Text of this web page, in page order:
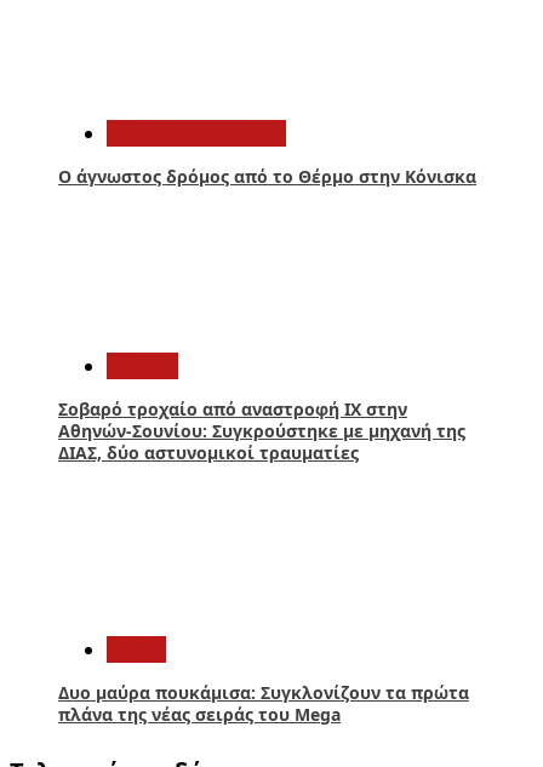
Ο άγνωστος δρόμος από το Θέρμο στην Κόνισκα
Σοβαρό τροχαίο από αναστροφή ΙΧ στην
Αθηνών-Σουνίου: Συγκρούστηκε με μηχανή της
ΔΙΑΣ, δύο αστυνομικοί τραυματίες
Δυο μαύρα πουκάμισα: Συγκλονίζουν τα πρώτα
πλάνα της νέας σειράς του Mega